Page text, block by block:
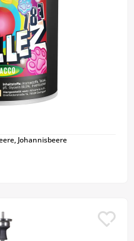
Johannisbeere